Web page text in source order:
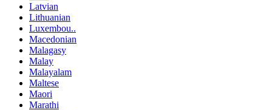
Latvian
Lithuanian
Luxembou..
Macedonian
Malagasy
Malay
Malayalam
Maltese
Maori
Marathi